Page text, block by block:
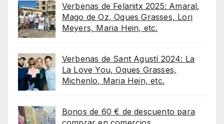
Verbenas de Felanitx 2025: Amaral,
Mago de Oz, Oques Grasses, Lori
Meyers, Maria Hein, etc.
Verbenas de Sant Agustí 2024: La
La Love You, Oques Grasses,
Michenlo, Maria Hein, etc.
Bonos de 60 € de descuento para